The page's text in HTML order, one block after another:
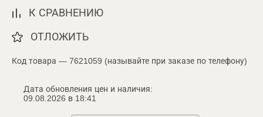
К СРАВНЕНИЮ
ОТЛОЖИТЬ
Код товара — 7621059 (называйте при заказе по телефону)
Дата обновления цен и наличия:
09.08.2026 в 18:41